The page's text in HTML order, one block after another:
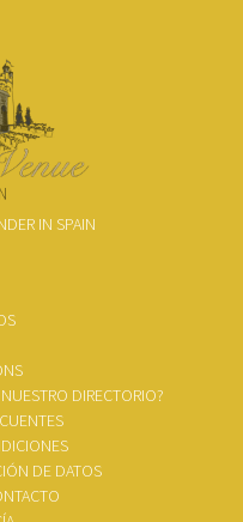
IN SPAIN
DIRECTORIO?
DE DATOS